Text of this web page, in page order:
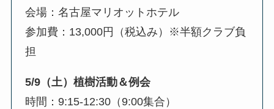
会場：名古屋マリオットホテル
参加費：13,000円（税込み）※半額クラブ負
担
5/9（土）植樹活動＆例会
時間：9:15-12:30（9:00集合）